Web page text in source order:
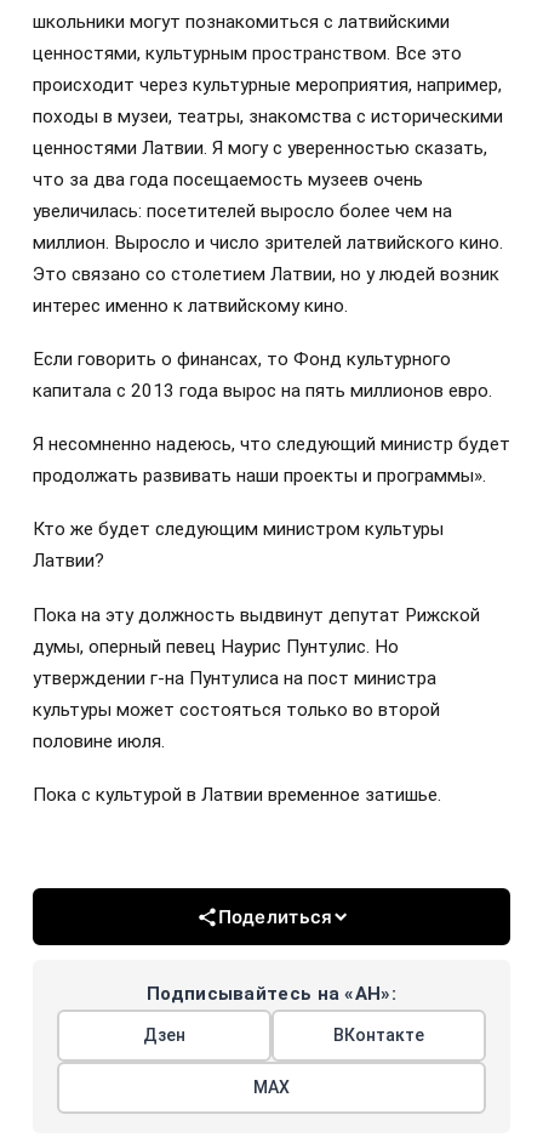
школьники могут познакомиться с латвийскими
ценностями, культурным пространством. Все это
происходит через культурные мероприятия, например,
походы в музеи, театры, знакомства с историческими
ценностями Латвии. Я могу с уверенностью сказать,
что за два года посещаемость музеев очень
увеличилась: посетителей выросло более чем на
миллион. Выросло и число зрителей латвийского кино.
Это связано со столетием Латвии, но у людей возник
интерес именно к латвийскому кино.
Если говорить о финансах, то Фонд культурного
капитала с 2013 года вырос на пять миллионов евро.
Я несомненно надеюсь, что следующий министр будет
продолжать развивать наши проекты и программы».
Кто же будет следующим министром культуры
Латвии?
Пока на эту должность выдвинут депутат Рижской
думы, оперный певец Наурис Пунтулис. Но
утверждении г-на Пунтулиса на пост министра
культуры может состояться только во второй
половине июля.
Пока с культурой в Латвии временное затишье.
Поделиться
Подписывайтесь на «АН»:
Дзен ВКонтакте
МАХ